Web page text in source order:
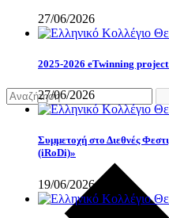
27/06/2026
2025-2026 eTwinning
27/06/2026
Συμμετοχή στο Διεθνές
(iRoDi)»
19/06/2026